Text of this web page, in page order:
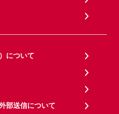
について
部送信について